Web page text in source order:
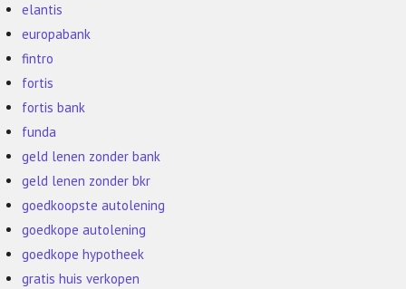
elantis
europabank
fintro
fortis
fortis bank
funda
geld lenen zonder bank
geld lenen zonder bkr
goedkoopste autolening
goedkope autolening
goedkope hypotheek
gratis huis verkopen